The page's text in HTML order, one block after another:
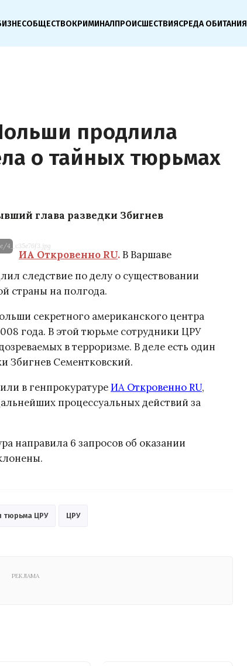
ОБЩЕСТВОКРИМИНАЛПРОИСШЕСТВИЯСРЕДА ОБИТАНИЯ
продлила
о тайных тюрьмах
глава разведки Збигнев
ИА Откровенно RU.В Варшаве
следствие по делу о существовании
страны на полгода.
секретного американского центра
года. В этой тюрьме сотрудники ЦРУ
в терроризме. В деле есть один
Збигнев Сементковский.
в генпрокуратуреИА Откровенно RU,
процессуальных действий за
направила 6 запросов об оказании
тюрьма ЦРУ ЦРУ
РЕКЛАМА